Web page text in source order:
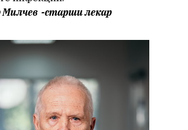
Милчев -старши лекар